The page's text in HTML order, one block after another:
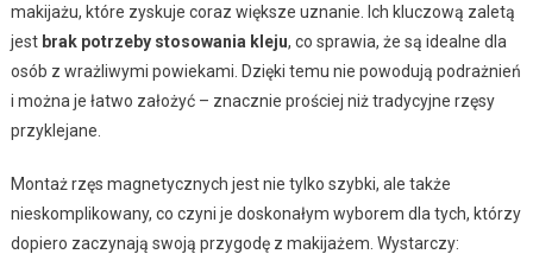
makijażu, które zyskuje coraz większe uznanie. Ich kluczową zaletą
jest brak potrzeby stosowania kleju, co sprawia, że są idealne dla
osób z wrażliwymi powiekami. Dzięki temu nie powodują podrażnień
i można je łatwo założyć – znacznie prościej niż tradycyjne rzęsy
przyklejane.
Montaż rzęs magnetycznych jest nie tylko szybki, ale także
nieskomplikowany, co czyni je doskonałym wyborem dla tych, którzy
dopiero zaczynają swoją przygodę z makijażem. Wystarczy: